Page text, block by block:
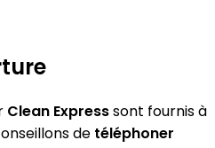
Clean Expresssont fournis à
de téléphoner